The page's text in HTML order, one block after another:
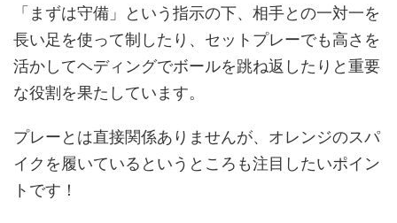
「まずは守備」という指示の下、相手との一対一を
長い足を使って制したり、セットプレーでも高さを
活かしてヘディングでボールを跳ね返したりと重要
な役割を果たしています。
プレーとは直接関係ありませんが、オレンジのスパ
イクを履いているというところも注目したいポイン
トです！